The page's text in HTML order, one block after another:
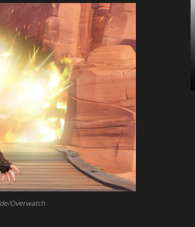
Overwatch